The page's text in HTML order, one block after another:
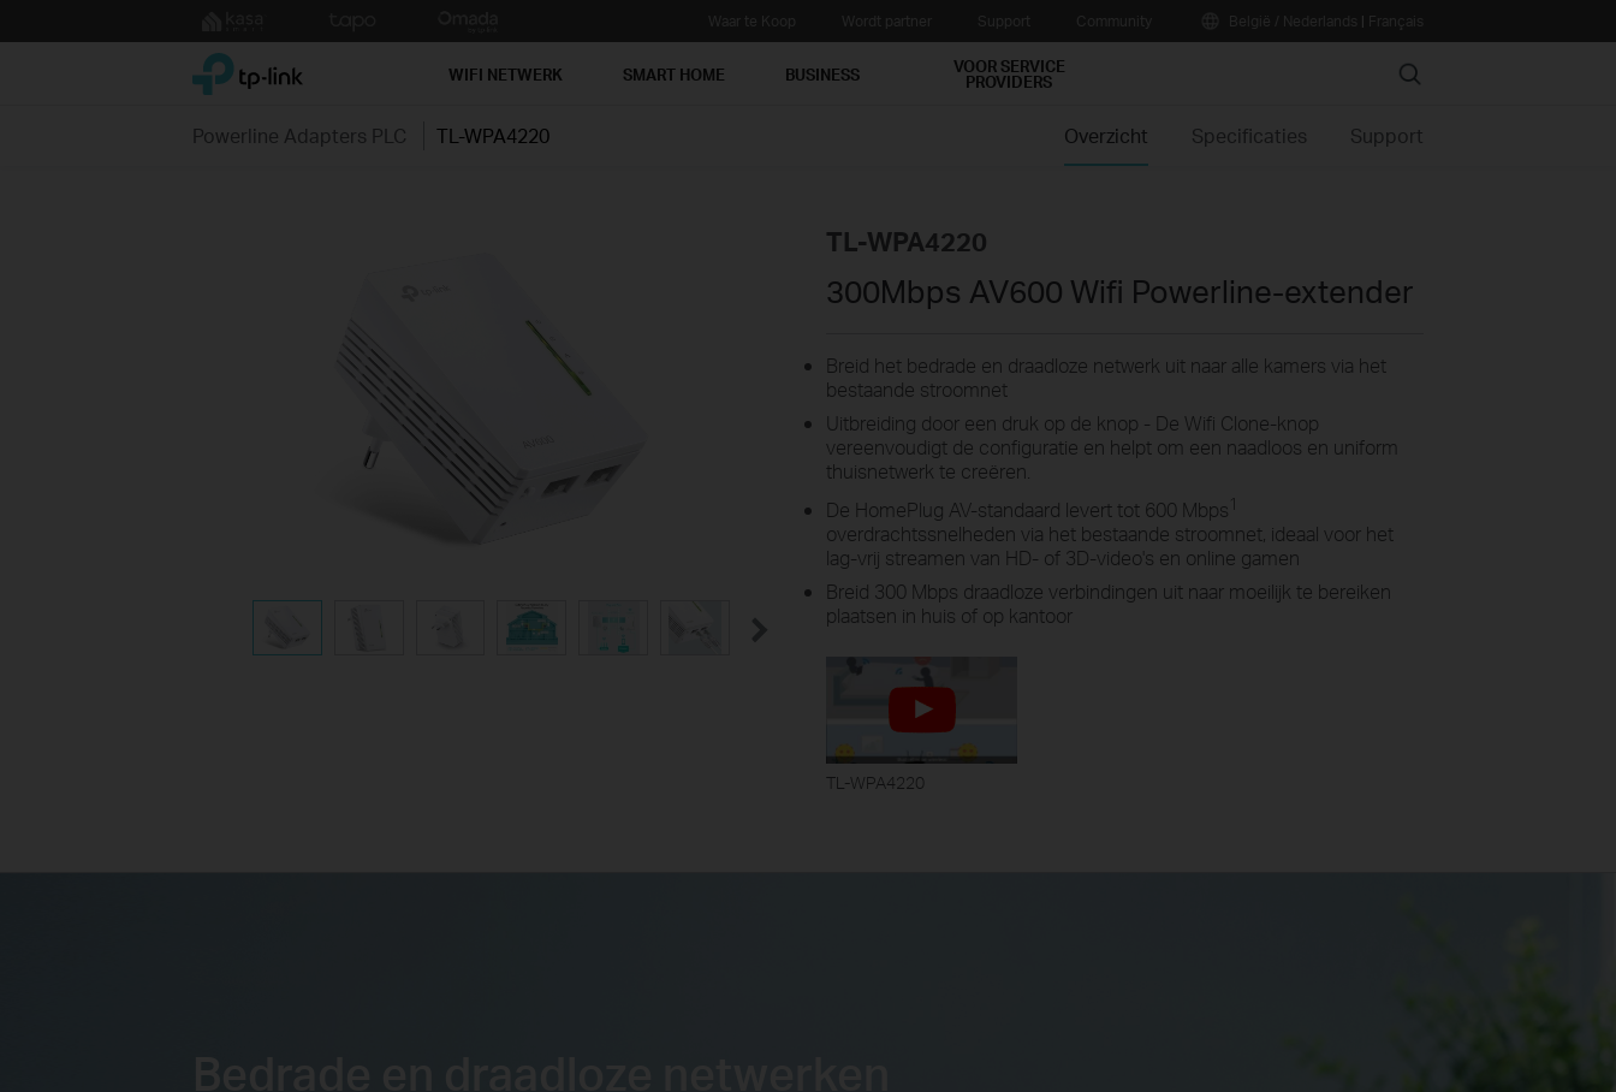
to
|
TP-Link, Reliably Smart WIFI NETWERK SMART HOME BUSINESS VOOR SERVICE
PROVIDERS Search
Powerline Adapters PLC TL-WPA4220 Overzicht Specificaties Support
TL-WPA4220
300Mbps AV600 Wifi Powerline-extender
Breid het bedrade en draadloze netwerk uit naar alle kamers via het
bestaande stroomnet
Uitbreiding door een druk op de knop - De Wifi Clone-knop
vereenvoudigt de configuratie en helpt om een naadloos en uniform
thuisnetwerk te creëren.
De HomePlug AV-standaard levert tot 600 Mbps 1
overdrachtssnelheden via het bestaande stroomnet, ideaal voor het
lag-vrij streamen van HD- of 3D-video's en online gamen
Breid 300 Mbps draadloze verbindingen uit naar moeilijk te bereiken
plaatsen in huis of op kantoor
TL-WPA4220